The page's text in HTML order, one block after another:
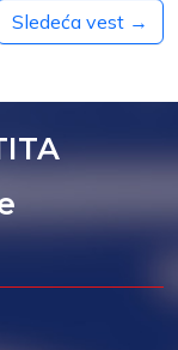
Sledeća vest →